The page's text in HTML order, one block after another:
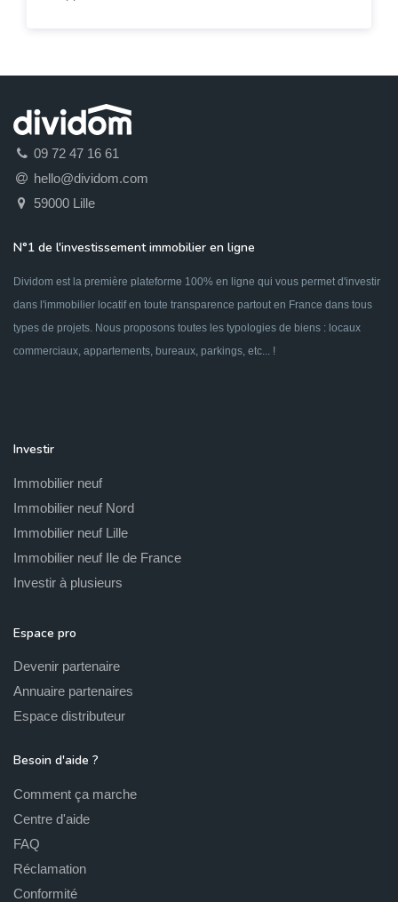
09 72 47 16 61
hello@dividom.com
59000 Lille
N°1 de l'investissement immobilier en ligne
Dividom est la première plateforme 100% en ligne qui vous permet d'investir
dans l'immobilier locatif en toute transparence partout en France dans tous
types de projets. Nous proposons toutes les typologies de biens : locaux
commerciaux, appartements, bureaux, parkings, etc... !
Investir
Immobilier neuf
Immobilier neuf Nord
Immobilier neuf Lille
Immobilier neuf Ile de France
Investir à plusieurs
Espace pro
Devenir partenaire
Annuaire partenaires
Espace distributeur
Besoin d'aide ?
Comment ça marche
Centre d'aide
FAQ
Réclamation
Conformité